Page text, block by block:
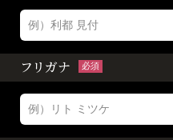
フリガナ 必須